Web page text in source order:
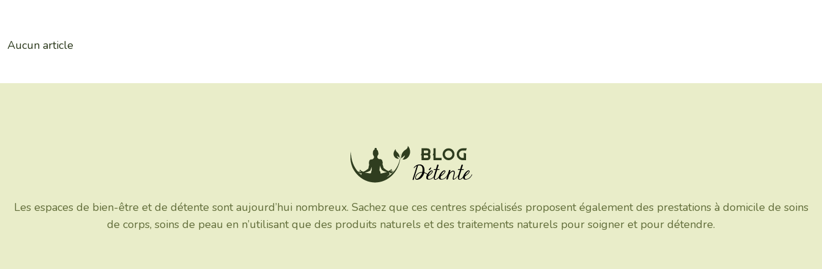
Aucun article
Les espaces de bien-être et de détente sont aujourd’hui nombreux. Sachez que ces centres spécialisés proposent également des prestations à domicile de soins
de corps, soins de peau en n’utilisant que des produits naturels et des traitements naturels pour soigner et pour détendre.